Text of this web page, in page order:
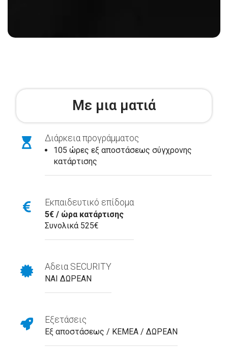
Με μια ματιά
Διάρκεια προγράμματος
105 ώρες εξ αποστάσεως σύγχρονης
κατάρτισης
Εκπαιδευτικό επίδομα
5€ / ώρα κατάρτισης
Συνολικά 525€
Αδεια SECURITY
ΝΑΙ ΔΩΡΕΑΝ
Εξετάσεις
Εξ αποστάσεως / ΚΕΜΕΑ / ΔΩΡΕΑΝ